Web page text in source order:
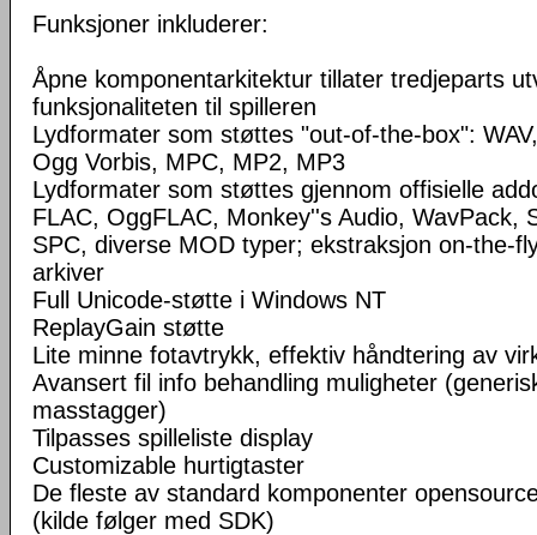
Funksjoner inkluderer:
Åpne komponentarkitektur tillater tredjeparts
funksjonaliteten til spilleren
Lydformater som støttes "out-of-the-box":
Ogg Vorbis, MPC, MP2, MP3
Lydformater som støttes gjennom offisielle
FLAC, OggFLAC, Monkey''s Audio, WavPack,
SPC, diverse MOD typer; ekstraksjon on-the-
arkiver
Full Unicode-støtte i Windows NT
ReplayGain støtte
Lite minne fotavtrykk, effektiv håndtering av
Avansert fil info behandling muligheter
masstagger)
Tilpasses spilleliste display
Customizable hurtigtaster
De fleste av standard komponenter
(kilde følger med SDK)